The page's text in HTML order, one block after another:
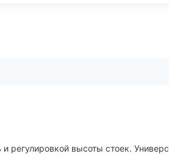
высоты стоек.